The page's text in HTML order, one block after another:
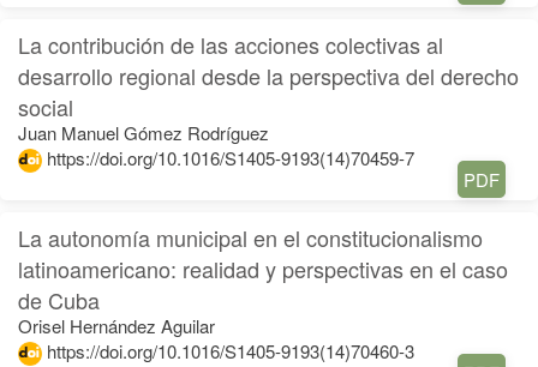
La contribución de las acciones colectivas al
desarrollo regional desde la perspectiva del derecho
social
Juan Manuel Gómez Rodríguez
https://doi.org/10.1016/S1405-9193(14)70459-7
PDF
La autonomía municipal en el constitucionalismo
latinoamericano: realidad y perspectivas en el caso
de Cuba
Orisel Hernández Aguilar
https://doi.org/10.1016/S1405-9193(14)70460-3